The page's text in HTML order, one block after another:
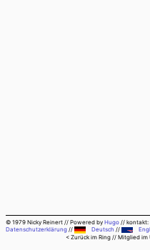
© 1979 Nicky Reinert // Powered by Hugo //
Datenschutzerklärung // Deutsch //
< Zurück im Ring // Mitglied im